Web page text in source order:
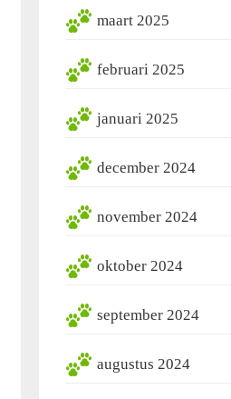
maart 2025
februari 2025
januari 2025
december 2024
november 2024
oktober 2024
september 2024
augustus 2024